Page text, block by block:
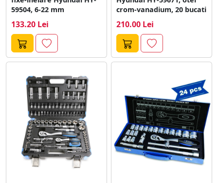
59504, 6-22 mm
133.20 Lei
crom-vanadium, 20 bucati
210.00 Lei